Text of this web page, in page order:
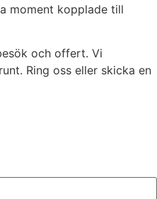
moment kopplade till
och offert. Vi
Ring oss eller skicka en